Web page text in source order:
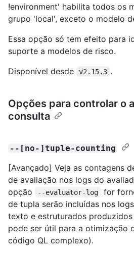
!environment' habilita todos os
grupo 'local', exceto o modelo
Essa opção só tem efeito para
suporte a modelos de risco.
Disponível desde
v2.15.3 .
Opções para controlar o
consulta
--[no-]tuple-counting
[Avançado] Veja as contagens
de avaliação nos logs do
opção
--evaluator-log
for
de tupla serão incluídas nos
texto e estruturados
pode ser útil para a otimização
código QL complexo).